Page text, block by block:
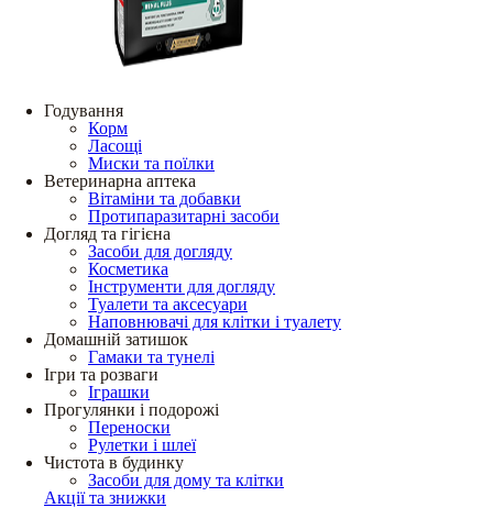
Годування
Корм
Ласощі
Миски та поїлки
Ветеринарна аптека
Вітаміни та добавки
Протипаразитарні засоби
Догляд та гігієна
Засоби для догляду
Косметика
Інструменти для догляду
Туалети та аксесуари
Наповнювачі для клітки і туалету
Домашній затишок
Гамаки та тунелі
Ігри та розваги
Іграшки
Прогулянки і подорожі
Переноски
Рулетки і шлеї
Чистота в будинку
Засоби для дому та клітки
Акції та знижки